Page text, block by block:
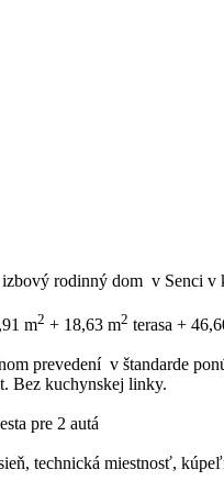
rodinný dom v Senci v
m2 + 18,63 m2 terasa +
prevedení v štandarde
Bez kuchynskej linky.
pre 2 autá
technická miestnosť,